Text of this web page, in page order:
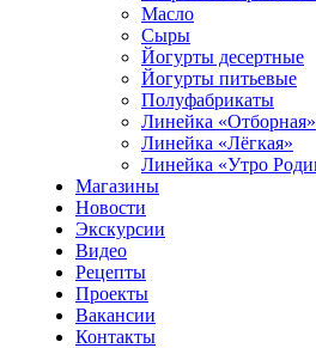
Масло
Сыры
Йогурты десертные
Йогурты питьевые
Полуфабрикаты
Линейка «Отборная»
Линейка «Лёгкая»
Линейка «Утро
Магазины
Новости
Экскурсии
Видео
Рецепты
Проекты
Вакансии
Контакты